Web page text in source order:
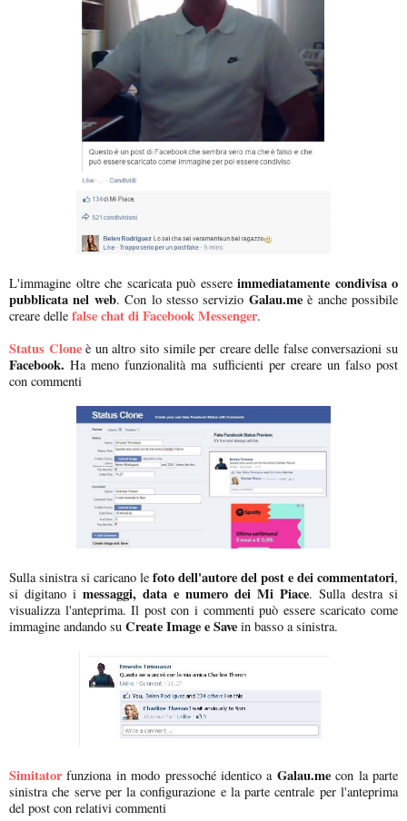
L'immagine oltre che scaricata può essere immediatamente condivisa o
pubblicata nel web. Con lo stesso servizio Galau.meè anche possibile
creare delle false chat di Facebook Messenger.
Status Cloneè un altro sito simile per creare delle false conversazioni su
Facebook.Ha meno funzionalità ma sufficienti per creare un falso post
con commenti
Sulla sinistra si caricano le foto dell'autore del post e dei commentatori,
si digitano i messaggi, data e numero dei Mi Piace. Sulla destra si
visualizza l'anteprima. Il post con i commenti può essere scaricato come
immagine andando su Create Image e Save in basso a sinistra.
Simitatorfunziona in modo pressoché identico aGalau.mecon la parte
sinistra che serve per la configurazione e la parte centrale per l'anteprima
del post con relativi commenti